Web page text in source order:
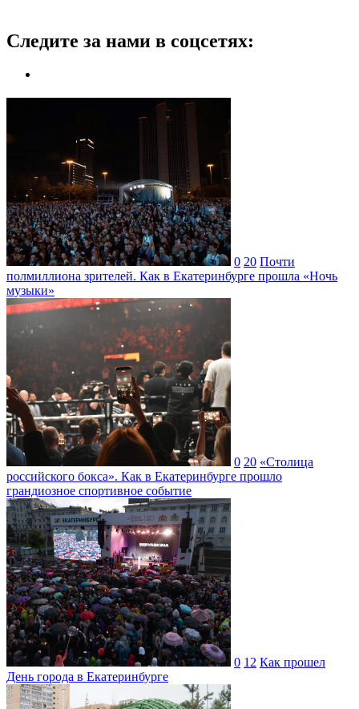
Следите за нами в соцсетях:
0 20 Почти
полмиллиона зрителей. Как в Екатеринбурге прошла «Ночь
музыки»
0 20 «Столица
российского бокса». Как в Екатеринбурге прошло
грандиозное спортивное событие
0 12 Как прошел
День города в Екатеринбурге